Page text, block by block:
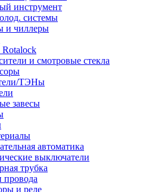
инструмент
системы
и чиллеры
и смотровые стекла
ТЭНы
завесы
автоматика
выключатели
трубка
провода
и реле